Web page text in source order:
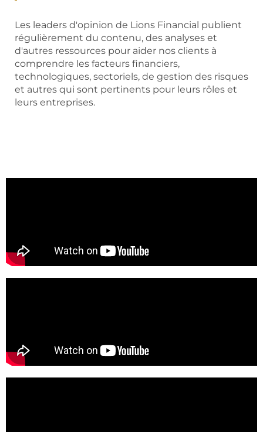
Les leaders d'opinion de Lions Financial publient
régulièrement du contenu, des analyses et
d'autres ressources pour aider nos clients à
comprendre les facteurs financiers,
technologiques, sectoriels, de gestion des risques
et autres qui sont pertinents pour leurs rôles et
leurs entreprises.